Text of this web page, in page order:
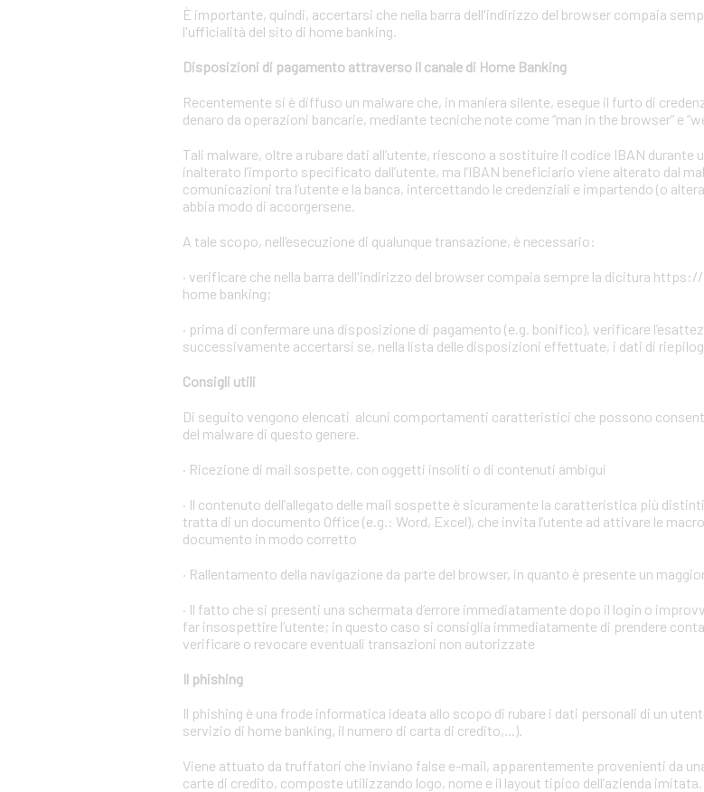
È importante, quindi, accertarsi che nella barra dell'indirizzo del browser compaia
l'ufficialità del sito di home banking.
Disposizioni di pagamento attraverso il canale di Home Banking
Recentemente si è diffuso un malware che, in maniera silente, esegue il furto di
denaro da operazioni bancarie, mediante tecniche note come “man in the browser” e
Tali malware, oltre a rubare dati all’utente, riescono a sostituire il codice IBAN
inalterato l’importo specificato dall’utente, ma l’IBAN beneficiario viene alterato dal
comunicazioni tra l’utente e la banca, intercettando le credenziali e impartendo (o
abbia modo di accorgersene.
A tale scopo, nell’esecuzione di qualunque transazione, è necessario:
· verificare che nella barra dell'indirizzo del browser compaia sempre la dicitura
home banking;
· prima di confermare una disposizione di pagamento (e.g. bonifico), verificare
successivamente accertarsi se, nella lista delle disposizioni effettuate, i dati di
Consigli utili
Di seguito vengono elencati alcuni comportamenti caratteristici che possono
del malware di questo genere.
· Ricezione di mail sospette, con oggetti insoliti o di contenuti ambigui
· Il contenuto dell’allegato delle mail sospette è sicuramente la caratteristica più
tratta di un documento Office (e.g.: Word, Excel), che invita l’utente ad attivare le
documento in modo corretto
· Rallentamento della navigazione da parte del browser, in quanto è presente un
· Il fatto che si presenti una schermata d’errore immediatamente dopo il login o
far insospettire l’utente; in questo caso si consiglia immediatamente di prendere
verificare o revocare eventuali transazioni non autorizzate
Il phishing
Il phishing è una frode informatica ideata allo scopo di rubare i dati personali di un
servizio di home banking, il numero di carta di credito,...).
Viene attuato da truffatori che inviano false e-mail, apparentemente provenienti da
carte di credito, composte utilizzando logo, nome e il layout tipico dell’azienda imitata.